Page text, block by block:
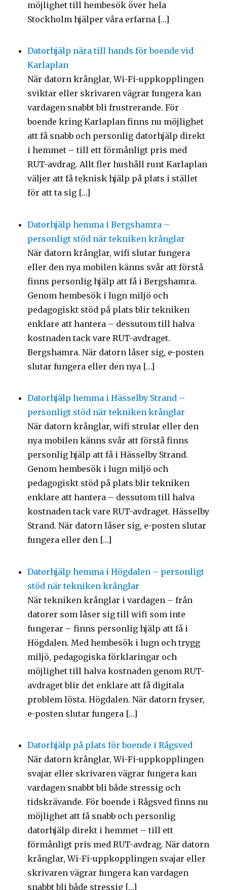
möjlighet till hembesök över hela
Stockholm hjälper våra erfarna […]
Datorhjälp nära till hands för boende vid
Karlaplan
När datorn krånglar, Wi-Fi-uppkopplingen
sviktar eller skrivaren vägrar fungera kan
vardagen snabbt bli frustrerande. För
boende kring Karlaplan finns nu möjlighet
att få snabb och personlig datorhjälp direkt
i hemmet – till ett förmånligt pris med
RUT-avdrag. Allt fler hushåll runt Karlaplan
väljer att få teknisk hjälp på plats i stället
för att ta sig […]
Datorhjälp hemma i Bergshamra –
personligt stöd när tekniken krånglar
När datorn krånglar, wifi slutar fungera
eller den nya mobilen känns svår att förstå
finns personlig hjälp att få i Bergshamra.
Genom hembesök i lugn miljö och
pedagogiskt stöd på plats blir tekniken
enklare att hantera – dessutom till halva
kostnaden tack vare RUT-avdraget.
Bergshamra. När datorn låser sig, e-posten
slutar fungera eller den nya […]
Datorhjälp hemma i Hässelby Strand –
personligt stöd när tekniken krånglar
När datorn krånglar, wifi strular eller den
nya mobilen känns svår att förstå finns
personlig hjälp att få i Hässelby Strand.
Genom hembesök i lugn miljö och
pedagogiskt stöd på plats blir tekniken
enklare att hantera – dessutom till halva
kostnaden tack vare RUT-avdraget. Hässelby
Strand. När datorn låser sig, e-posten slutar
fungera eller den […]
Datorhjälp hemma i Högdalen – personligt
stöd när tekniken krånglar
När tekniken krånglar i vardagen – från
datorer som låser sig till wifi som inte
fungerar – finns personlig hjälp att få i
Högdalen. Med hembesök i lugn och trygg
miljö, pedagogiska förklaringar och
möjlighet till halva kostnaden genom RUT-
avdraget blir det enklare att få digitala
problem lösta. Högdalen. När datorn fryser,
e-posten slutar fungera […]
Datorhjälp på plats för boende i Rågsved
När datorn krånglar, Wi-Fi-uppkopplingen
svajar eller skrivaren vägrar fungera kan
vardagen snabbt bli både stressig och
tidskrävande. För boende i Rågsved finns nu
möjlighet att få snabb och personlig
datorhjälp direkt i hemmet – till ett
förmånligt pris med RUT-avdrag. När datorn
krånglar, Wi-Fi-uppkopplingen svajar eller
skrivaren vägrar fungera kan vardagen
snabbt bli både stressig […]